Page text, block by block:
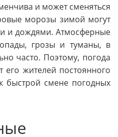
и может сменяться
морозы зимой могут
и дождями. Атмосферные
грозы и туманы, в
часто. Поэтому, погода
его жителей постоянного
быстрой смене погодных